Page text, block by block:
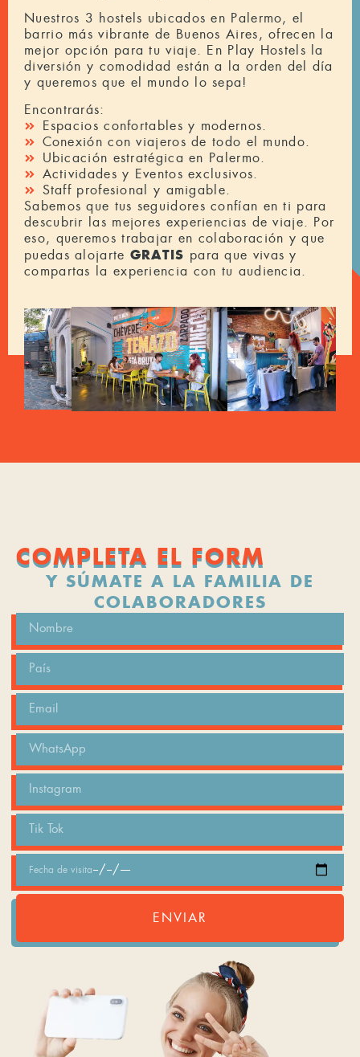
Nuestros 3 hostels ubicados en Palermo, el
barrio más vibrante de Buenos Aires, ofrecen la
mejor opción para tu viaje. En Play Hostels la
diversión y comodidad están a la orden del día
y queremos que el mundo lo sepa!
Encontrarás:
Espacios confortables y modernos.
Conexión con viajeros de todo el mundo.
Ubicación estratégica en Palermo.
Actividades y Eventos exclusivos.
Staff profesional y amigable.
Sabemos que tus seguidores confían en ti para
descubrir las mejores experiencias de viaje. Por
eso, queremos trabajar en colaboración y que
puedas alojarte GRATIS para que vivas y
compartas la experiencia con tu audiencia.
COMPLETA EL FORM
Y SÚMATE A LA FAMILIA DE
COLABORADORES
ENVIAR